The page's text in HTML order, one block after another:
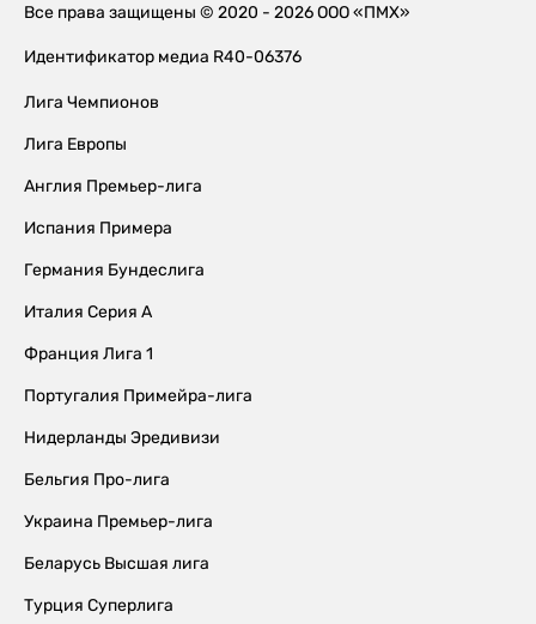
Все права защищены © 2020 - 2026 ООО «ПМХ»
Идентификатор медиа R40-06376
Лига Чемпионов
Лига Европы
Англия Премьер-лига
Испания Примера
Германия Бундеслига
Италия Серия А
Франция Лига 1
Португалия Примейра-лига
Нидерланды Эредивизи
Бельгия Про-лига
Украина Премьер-лига
Беларусь Высшая лига
Турция Суперлига